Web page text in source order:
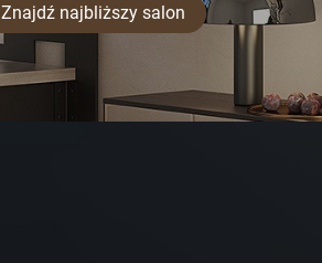
Znajdź najbliższy salon